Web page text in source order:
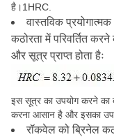
है।1HRC.
वास्तविक
कठोरता में परिवर्तित करने
और सूत्र प्राप्त होता हैः
इस सूत्र का उपयोग करने का
करना आसान है और इसका
रॉकवेल को ब्रिनेल